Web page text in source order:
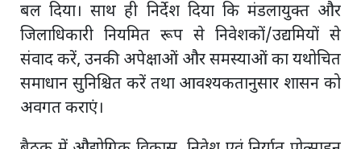
बल दिया। साथ ही निर्देश दिया कि मंडलायुक्त और
जिलाधिकारी नियमित रूप से निवेशकों/उद्यमियों से
संवाद करें, उनकी अपेक्षाओं और समस्याओं का यथोचित
समाधान सुनिश्चित करें तथा आवश्यकतानुसार शासन को
अवगत कराएं।